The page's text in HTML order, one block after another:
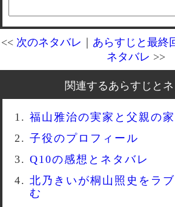
<< 次のネタバレ あらすじと最終
ネタバレ >>
関連するあらすじと
福山雅治の実家と父親の
子役のプロフィール
Q10の感想とネタバレ
北乃きいが桐山照史をラ
む